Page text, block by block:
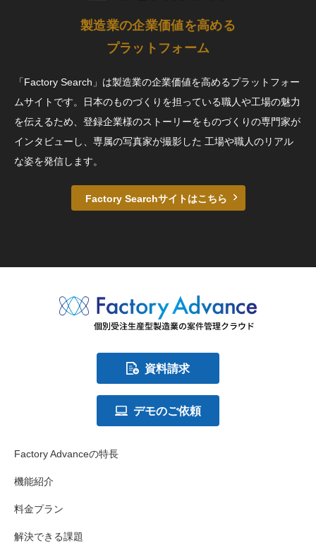
製造業の企業価値を高める
プラットフォーム
「Factory Search」は製造業の企業価値を高めるプラットフォー
ムサイトです。日本のものづくりを担っている職人や工場の魅力
を伝えるため、登録企業様のストーリーをものづくりの専門家が
インタビューし、専属の写真家が撮影した 工場や職人のリアル
な姿を発信します。
Factory Searchサイトはこちら
資料請求
デモのご依頼
Factory Advanceの特長
機能紹介
料金プラン
解決できる課題